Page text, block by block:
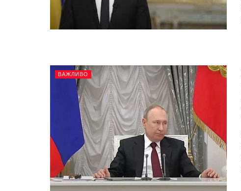
ВАЖЛИВО